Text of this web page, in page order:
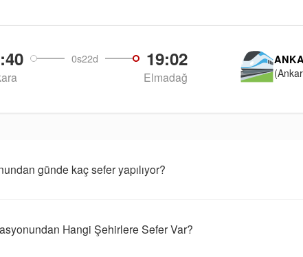
0s22d 19:02
Elmadağ
günde kaç sefer yapılıyor?
Hangi Şehirlere Sefer Var?